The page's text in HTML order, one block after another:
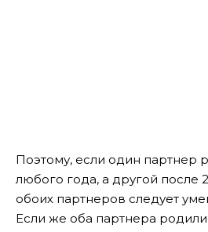
Поэтому, если один партнер
любого года, а другой после
обоих партнеров следует
Если же оба партнера